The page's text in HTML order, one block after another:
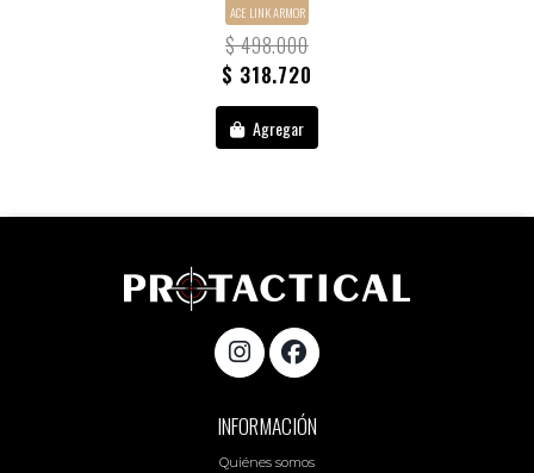
ACE LINK ARMOR
$ 498.000
$ 318.720
Agregar
INFORMACIÓN
Quiénes somos